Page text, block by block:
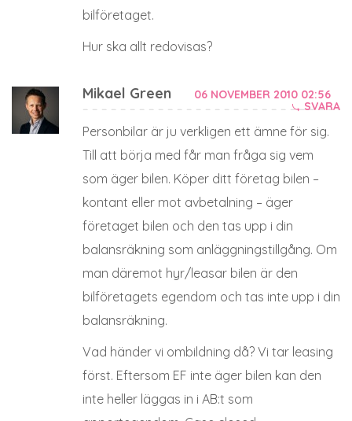
bilföretaget.
Hur ska allt redovisas?
Mikael Green
06 NOVEMBER 2010 02:56
SVARA
Personbilar är ju verkligen ett ämne för sig.
Till att börja med får man fråga sig vem
som äger bilen. Köper ditt företag bilen –
kontant eller mot avbetalning – äger
företaget bilen och den tas upp i din
balansräkning som anläggningstillgång. Om
man däremot hyr/leasar bilen är den
bilföretagets egendom och tas inte upp i din
balansräkning.
Vad händer vi ombildning då? Vi tar leasing
först. Eftersom EF inte äger bilen kan den
inte heller läggas in i AB:t som